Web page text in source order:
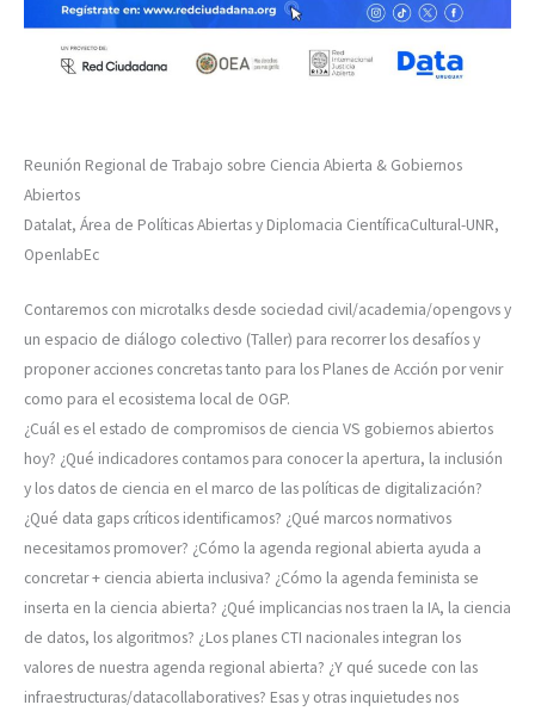
Reunión Regional de Trabajo sobre Ciencia Abierta & Gobiernos
Abiertos
Datalat, Área de Políticas Abiertas y Diplomacia CientíficaCultural-UNR,
OpenlabEc
Contaremos con microtalks desde sociedad civil/academia/opengovs y
un espacio de diálogo colectivo (Taller) para recorrer los desafíos y
proponer acciones concretas tanto para los Planes de Acción por venir
como para el ecosistema local de OGP.
¿Cuál es el estado de compromisos de ciencia VS gobiernos abiertos
hoy? ¿Qué indicadores contamos para conocer la apertura, la inclusión
y los datos de ciencia en el marco de las políticas de digitalización?
¿Qué data gaps críticos identificamos? ¿Qué marcos normativos
necesitamos promover? ¿Cómo la agenda regional abierta ayuda a
concretar + ciencia abierta inclusiva? ¿Cómo la agenda feminista se
inserta en la ciencia abierta? ¿Qué implicancias nos traen la IA, la ciencia
de datos, los algoritmos? ¿Los planes CTI nacionales integran los
valores de nuestra agenda regional abierta? ¿Y qué sucede con las
infraestructuras/datacollaboratives? Esas y otras inquietudes nos